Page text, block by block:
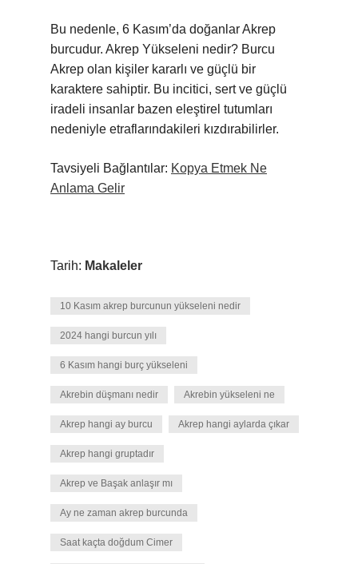
Bu nedenle, 6 Kasım’da doğanlar Akrep
burcudur. Akrep Yükseleni nedir? Burcu
Akrep olan kişiler kararlı ve güçlü bir
karaktere sahiptir. Bu incitici, sert ve güçlü
iradeli insanlar bazen eleştirel tutumları
nedeniyle etraflarındakileri kızdırabilirler.
Tavsiyeli Bağlantılar: Kopya Etmek Ne
Anlama Gelir
Tarih: Makaleler
10 Kasım akrep burcunun yükseleni nedir
2024 hangi burcun yılı
6 Kasım hangi burç yükseleni
Akrebin düşmanı nedir Akrebin yükseleni ne
Akrep hangi ay burcu Akrep hangi aylarda çıkar
Akrep hangi gruptadır
Akrep ve Başak anlaşır mı
Ay ne zaman akrep burcunda
Saat kaçta doğdum Cimer